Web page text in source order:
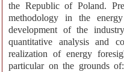
the Republic of Poland.
methodology in the
development of the
quantitative analysis and
realization of energy
particular on the grounds